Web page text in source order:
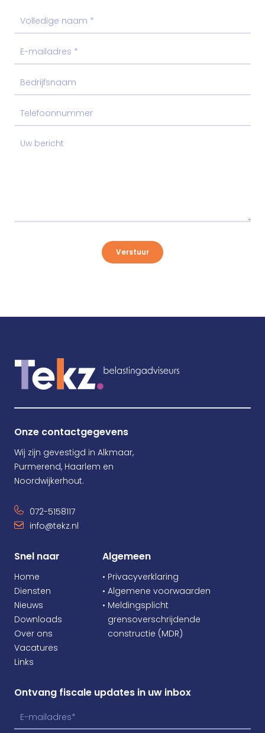
Verstuur
Onze contactgegevens
Wij zijn gevestigd in Alkmaar,
Purmerend, Haarlem en
Noordwijkerhout.
072-5158117
info@tekz.nl
Snel naar
Home
Diensten
Nieuws
Downloads
Over ons
Vacatures
Links
Algemeen
• Privacyverklaring
• Algemene voorwaarden
• Meldingsplicht
grensoverschrijdende
constructie (MDR)
Ontvang fiscale updates in uw inbox